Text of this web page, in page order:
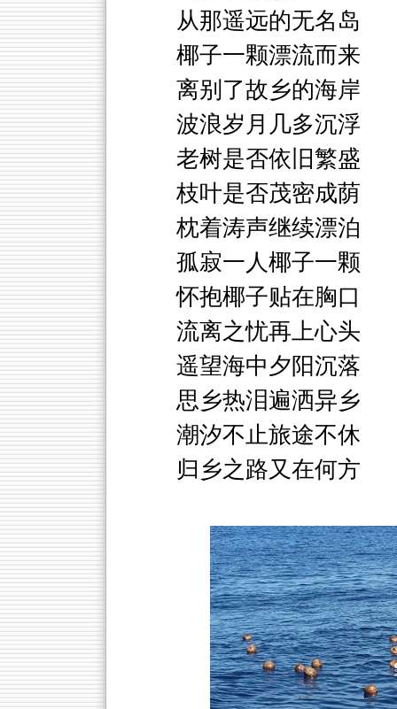
从那遥远的无名岛
椰子一颗漂流而来
离别了故乡的海岸
波浪岁月几多沉浮
老树是否依旧繁盛
枝叶是否茂密成荫
枕着涛声继续漂泊
孤寂一人椰子一颗
怀抱椰子贴在胸口
流离之忧再上心头
遥望海中夕阳沉落
思乡热泪遍洒异乡
潮汐不止旅途不休
归乡之路又在何方